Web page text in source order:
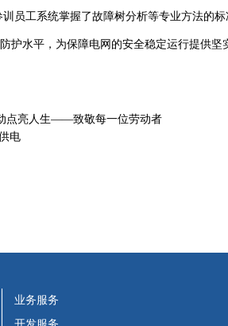
工系统掌握了故障树分析等专业方法的标
护水平，为保障电网的安全稳定运行提供坚
点亮人生——致敬每一位劳动者
电
业务服务